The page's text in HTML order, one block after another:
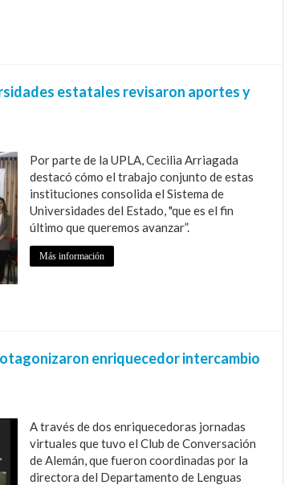
estatales revisaron aportes y
Por parte de la UPLA, Cecilia Arriagada
destacó cómo el trabajo conjunto de estas
instituciones consolida el Sistema de
Universidades del Estado, "que es el fin
último que queremos avanzar”.
Más información
enriquecedor intercambio
A través de dos enriquecedoras jornadas
virtuales que tuvo el Club de Conversación
de Alemán, que fueron coordinadas por la
directora del Departamento de Lenguas